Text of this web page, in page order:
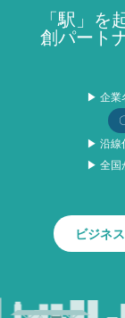
「駅」を
創パート
▶ 企業
▶ 沿線
▶ 全国
ビジネ